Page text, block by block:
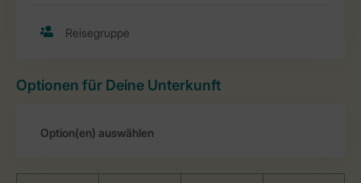
Optionen für Deine Unterkunft